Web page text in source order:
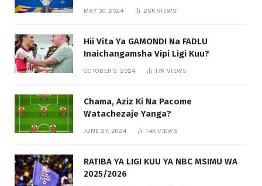
MAY 30, 2024 25KVIEWS
Hii Vita Ya GAMONDI Na FADLU
Inaichangamsha Vipi Ligi Kuu?
OCTOBER 3, 2024 17KVIEWS
Chama, Aziz Ki Na Pacome
Watachezaje Yanga?
JUNE 27, 2024 14KVIEWS
RATIBA YA LIGI KUU YA NBC MSIMU WA
2025/2026